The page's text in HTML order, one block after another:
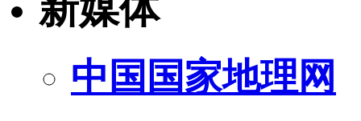
新媒体
中国国家地理网